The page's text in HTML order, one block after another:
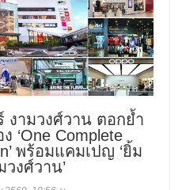
งามวงศ์วาน ตอกย้ำ
‘One Complete
พร้อมแคมเปญ ‘ยิ้ม
งศ์วาน’